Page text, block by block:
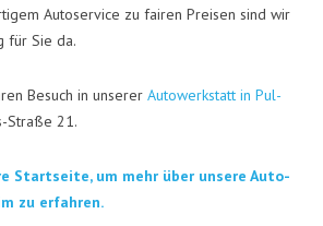
Auto­ser­vice zu fai­ren Prei­sen sind wir
für Sie da.
Besuch in unse­rer Auto­werk­statt in Pul­
Stra­ße 21.
Start­sei­te, um mehr über unse­re Auto­
zu erfahren.